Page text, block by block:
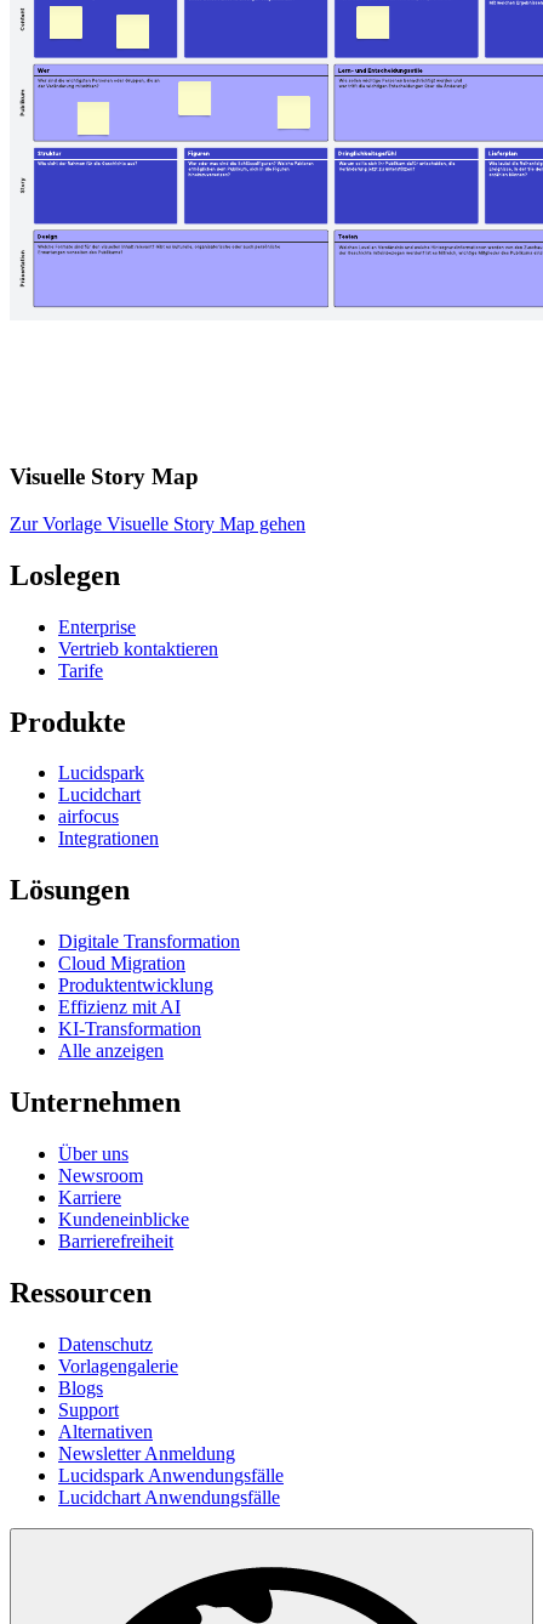
Visuelle Story Map
Zur Vorlage Visuelle Story Map gehen
Loslegen
Enterprise
Vertrieb kontaktieren
Tarife
Produkte
Lucidspark
Lucidchart
airfocus
Integrationen
Lösungen
Digitale Transformation
Cloud Migration
Produktentwicklung
Effizienz mit AI
KI-Transformation
Alle anzeigen
Unternehmen
Über uns
Newsroom
Karriere
Kundeneinblicke
Barrierefreiheit
Ressourcen
Datenschutz
Vorlagengalerie
Blogs
Support
Alternativen
Newsletter Anmeldung
Lucidspark Anwendungsfälle
Lucidchart Anwendungsfälle